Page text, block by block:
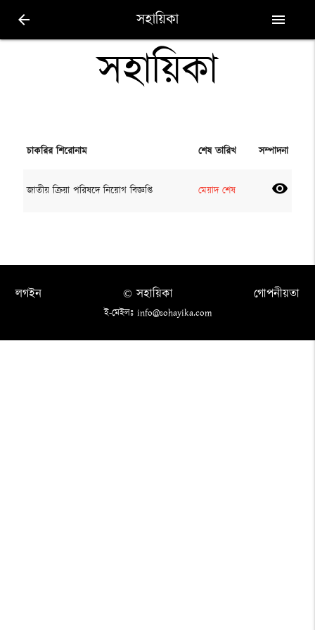
arrow_back সহায়িকা menu
সহায়িকা
চাকরির শিরোনাম শেষ তারিখ সম্পাদনা
জাতীয় ক্রিয়া পরিষদে নিয়োগ বিজ্ঞপ্তি মেয়াদ শেষ visibility
লগইন গোপনীয়তা
© সহায়িকা
ই-মেইলঃ info@sohayika.com